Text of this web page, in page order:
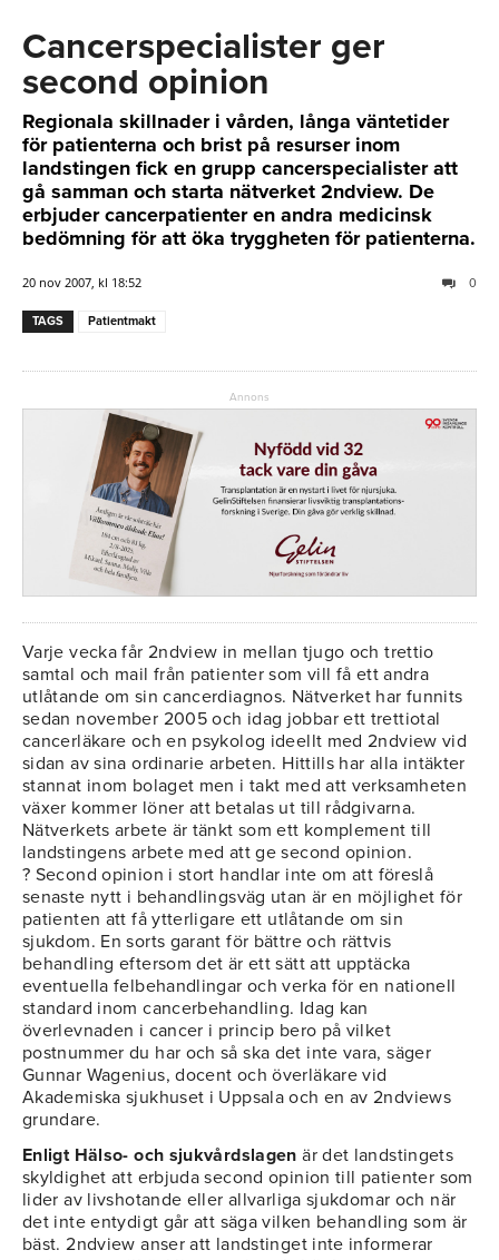
Cancerspecialister ger
second opinion
Regionala skillnader i vården, långa väntetider
för patienterna och brist på resurser inom
landstingen fick en grupp cancerspecialister att
gå samman och starta nätverket 2ndview. De
erbjuder cancerpatienter en andra medicinsk
bedömning för att öka tryggheten för patienterna.
20 nov 2007, kl 18:52 0
TAGS Patientmakt
Annons
Varje vecka får 2ndview in mellan tjugo och trettio
samtal och mail från patienter som vill få ett andra
utlåtande om sin cancerdiagnos. Nätverket har funnits
sedan november 2005 och idag jobbar ett trettiotal
cancerläkare och en psykolog ideellt med 2ndview vid
sidan av sina ordinarie arbeten. Hittills har alla intäkter
stannat inom bolaget men i takt med att verksamheten
växer kommer löner att betalas ut till rådgivarna.
Nätverkets arbete är tänkt som ett komplement till
landstingens arbete med att ge second opinion.
? Second opinion i stort handlar inte om att föreslå
senaste nytt i behandlingsväg utan är en möjlighet för
patienten att få ytterligare ett utlåtande om sin
sjukdom. En sorts garant för bättre och rättvis
behandling eftersom det är ett sätt att upptäcka
eventuella felbehandlingar och verka för en nationell
standard inom cancerbehandling. Idag kan
överlevnaden i cancer i princip bero på vilket
postnummer du har och så ska det inte vara, säger
Gunnar Wagenius, docent och överläkare vid
Akademiska sjukhuset i Uppsala och en av 2ndviews
grundare.
Enligt Hälso- och sjukvårdslagen är det landstingets
skyldighet att erbjuda second opinion till patienter som
lider av livshotande eller allvarliga sjukdomar och när
det inte entydigt går att säga vilken behandling som är
bäst. 2ndview anser att landstinget inte informerar